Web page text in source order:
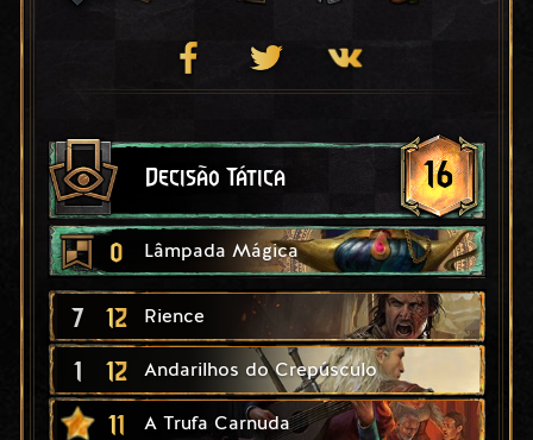
Decisão Tática 16
0 Lâmpada Mágica
7 12 Rience
1 12 Andarilhos do Crepúsculo
11 A Trufa Carnuda